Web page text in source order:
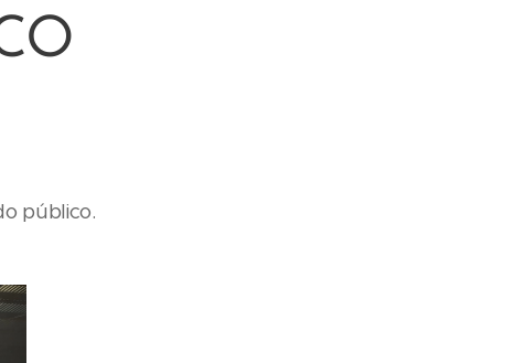
público.